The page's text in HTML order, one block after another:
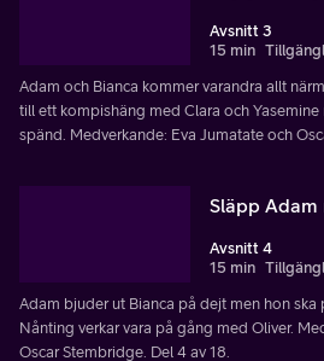
Avsnitt 3
15 min
Adam och Bianca kommer varandra allt
till ett kompishäng med Clara och
spänd. Medverkande: Eva Jumatate och
Släpp Adam
Avsnitt 4
15 min
Adam bjuder ut Bianca på dejt men hon ska
Nånting verkar vara på gång med Oliver.
Oscar Stembridge. Del 4 av 18.